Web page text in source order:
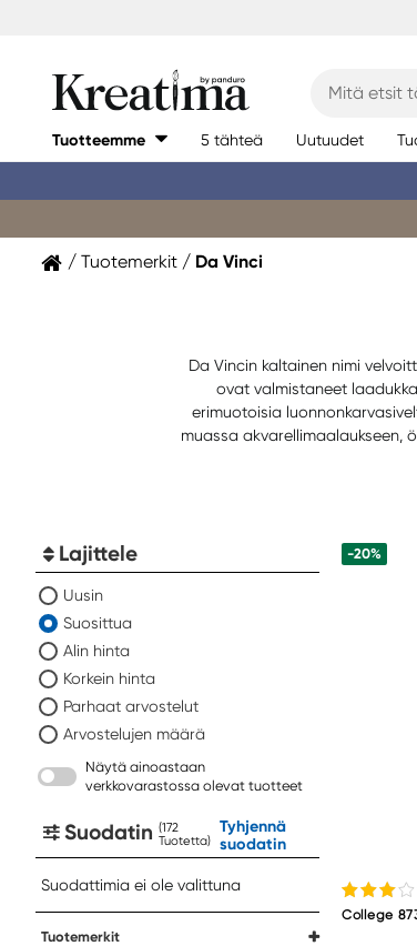
Tuotteemme 5 tähteä Uutuudet
Tuotemerkit Da Vinci
Da Vincin kaltainen nimi
ovat valmistaneet
erimuotoisia
muassa akvarellimaalaukseen,
Lajittele
Uusin
Suosittua
Alin hinta
Korkein hinta
Parhaat arvostelut
Arvostelujen määrä
Näytä ainoastaan
verkkovarastossa olevat tuotteet
Suodatin (
Tuotetta)
Tyhjennä
suodatin
Suodattimia ei ole valittuna
Tuotemerkit
-20%
College